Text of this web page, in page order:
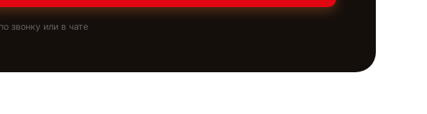
звонку или в чате